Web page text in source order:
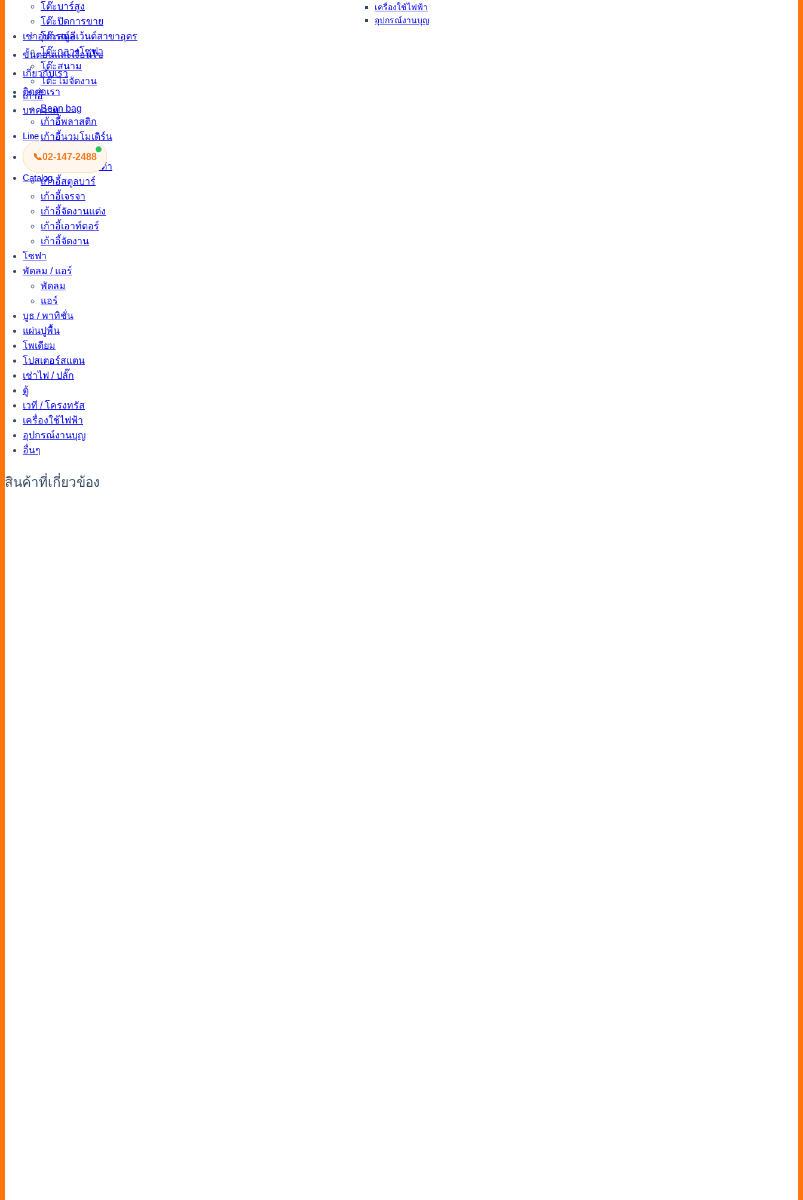
เครื่องใช้ไฟฟ้า
อุปกรณ์งานบุญ
เช่าอุปกรณ์อีเว้นต์สาขาอุดร
ขั้นตอนและเงื่อนไข
เกี่ยวกับเรา
ติดต่อเรา
บทความ
Line
📞02-147-2488
Catalog
โต๊ะบาร์สูง
โต๊ะปิดการขาย
โต๊ะสตูล
โต๊ะกลางโซฟา
โต๊ะสนาม
โต๊ะไม้จัดงาน
เก้าอี้
Bean bag
เก้าอี้พลาสติก
เก้าอี้นวมโมเดิร์น
เก้าอี้นวม
เก้าอี้สตูล / ลูกเต๋า
เก้าอี้สตูลบาร์
เก้าอี้เจรจา
เก้าอี้จัดงานแต่ง
เก้าอี้เอาท์ดอร์
เก้าอี้จัดงาน
โซฟา
พัดลม / แอร์
พัดลม
แอร์
บูธ / พาทิชั่น
แผ่นปูพื้น
โพเดียม
โปสเตอร์สแตน
เช่าไฟ / ปลั๊ก
ตู้
เวที / โครงทรัส
เครื่องใช้ไฟฟ้า
อุปกรณ์งานบุญ
อื่นๆ
สินค้าที่เกี่ยวข้อง